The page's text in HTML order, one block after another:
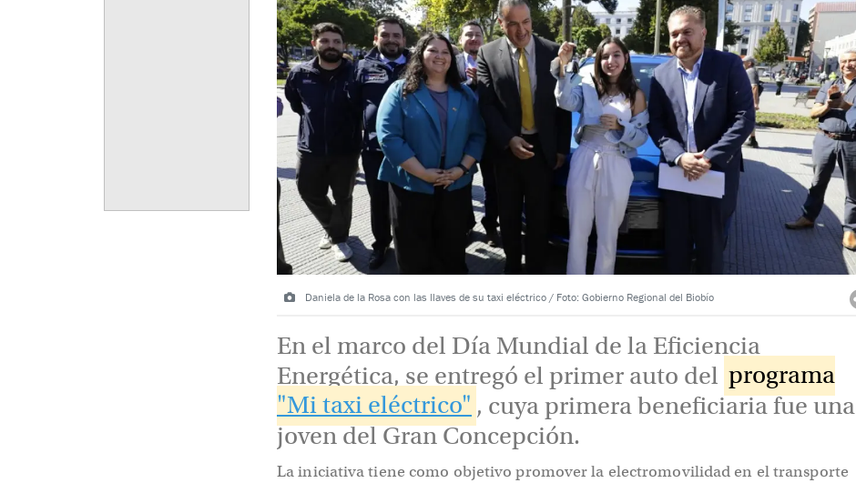
Daniela de la Rosa con las llaves de su taxi eléctrico / Foto: Gobierno Regional del Biobío
En el marco del Día Mundial de la Eficiencia
Energética, se entregó el primer auto del programa
"Mi taxi eléctrico" , cuya primera beneficiaria fue una
joven del Gran Concepción.
La iniciativa tiene como objetivo promover la electromovilidad en el transporte